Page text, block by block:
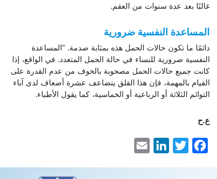
غالبًا بعد عدة سنوات من العقم.
المساعدة النفسية ضرورية
دائمًا ما تكون حالات الحمل هذه بمثابة صدمة. “المساعدة
النفسية ضرورية للنساء في حالة الحمل المتعدد. في الواقع، إذا
كانت جميع حالات الحمل مصحوبة بالخوف من عدم القدرة على
القيام بالمهمة، فإن هذا القلق يتضاعف عشرة أضعاف لدى آباء
التوائم الثلاثة أو الرباعية أو الخماسية، كما يقول الأطباء.
ع.ح
Facebook
Twitter
LinkedIn